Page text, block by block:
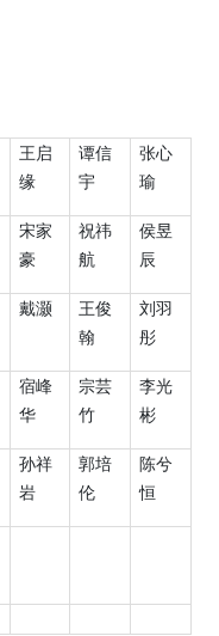
王启
缘
谭信
宇
张心
瑜
宋家
豪
祝祎
航
侯昱
辰
戴灏
王俊
翰
刘羽
彤
宿峰
华
宗芸
竹
李光
彬
孙祥
岩
郭培
伦
陈兮
恒